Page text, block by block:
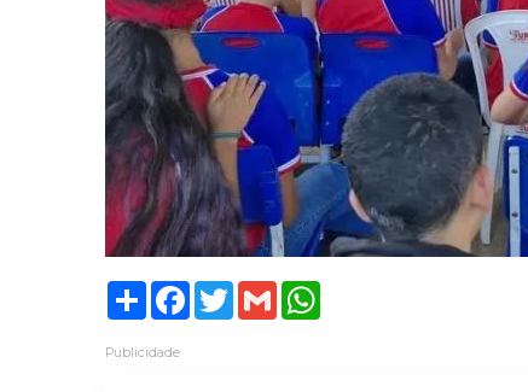
ShareFacebook
TwitterGmail
Publicidade